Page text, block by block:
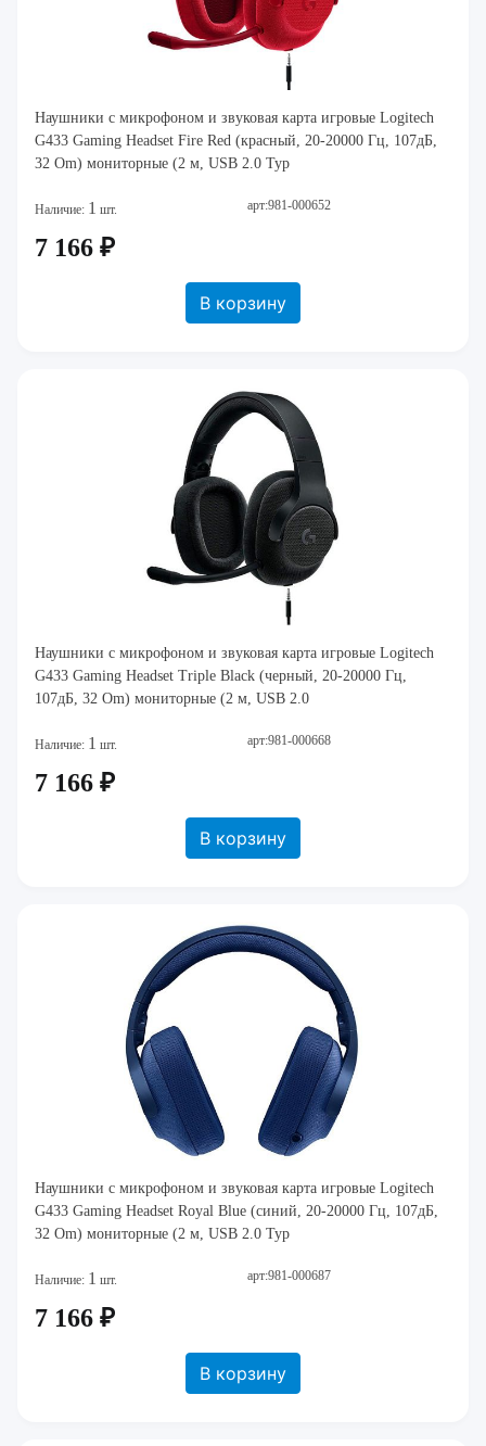
Наушники с микрофоном и звуковая карта игровые Logitech
G433 Gaming Headset Fire Red (красный, 20-20000 Гц, 107дБ,
32 Om) мониторные (2 м, USB 2.0 Typ
Наличие: 1 шт. арт:981-000652
7 166 ₽
В корзину
Наушники с микрофоном и звуковая карта игровые Logitech
G433 Gaming Headset Triple Black (черный, 20-20000 Гц,
107дБ, 32 Om) мониторные (2 м, USB 2.0
Наличие: 1 шт. арт:981-000668
7 166 ₽
В корзину
Наушники с микрофоном и звуковая карта игровые Logitech
G433 Gaming Headset Royal Blue (синий, 20-20000 Гц, 107дБ,
32 Om) мониторные (2 м, USB 2.0 Typ
Наличие: 1 шт. арт:981-000687
7 166 ₽
В корзину